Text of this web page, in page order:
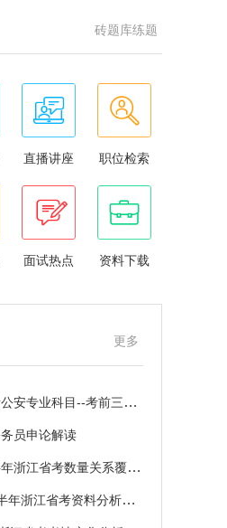
砖题库练题
直播讲座 职位检索
面试热点 资料下载
更多
2026年省考联考公安专业科目--考前三十分资
员申论解读
捷报！2025上半年浙江省考数量关系覆盖了！
捷报！22025上半年浙江省考资料分析覆盖了